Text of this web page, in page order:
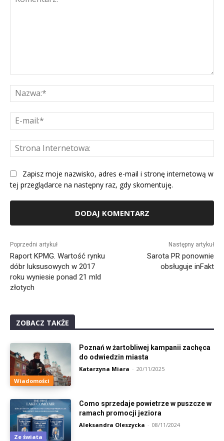
Zapisz moje nazwisko, adres e-mail i stronę internetową w
tej przeglądarce na następny raz, gdy skomentuję.
Poprzedni artykuł
Raport KPMG. Wartość rynku
dóbr luksusowych w 2017
roku wyniesie ponad 21 mld
złotych
Następny artykuł
Sarota PR ponownie
obsługuje inFakt
ZOBACZ TAKŻE
Wiadomości
Poznań w żartobliwej kampanii zachęca
do odwiedzin miasta
Katarzyna Miara - 20/11/2025
Ze świata
Como sprzedaje powietrze w puszcze w
ramach promocji jeziora
Aleksandra Oleszycka - 08/11/2024